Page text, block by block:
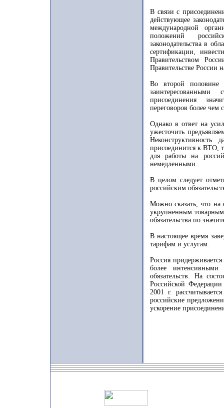
В связи с
действующее
международной
положений
законодательства в
сертификации,
Правительством
Правительстве России
Во второй половине
присоединения
переговоров более чем
Однако в ответ на
ужесточить
присоединится к ВТО,
для работы на
немедленными.
В целом следует
российским
Можно сказать, что на
укрупненным
обязательства по
В настоящее время
тарифам и услугам.
Россия
более
обязательств. На
Российской
2001 г.
российские
ускорение